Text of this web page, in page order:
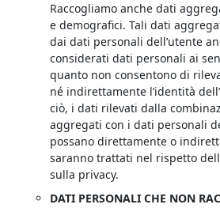
Raccogliamo anche dati
e demografici. Tali dati
dai dati personali dell’utente
considerati dati personali ai
quanto non consentono di
né indirettamente l’identità
ciò, i dati rilevati dalla
aggregati con i dati personali
possano direttamente o
saranno trattati nel rispetto
sulla privacy.
DATI PERSONALI CHE NON